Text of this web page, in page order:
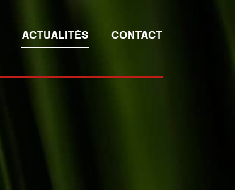
ACTUALITÉS CONTACT